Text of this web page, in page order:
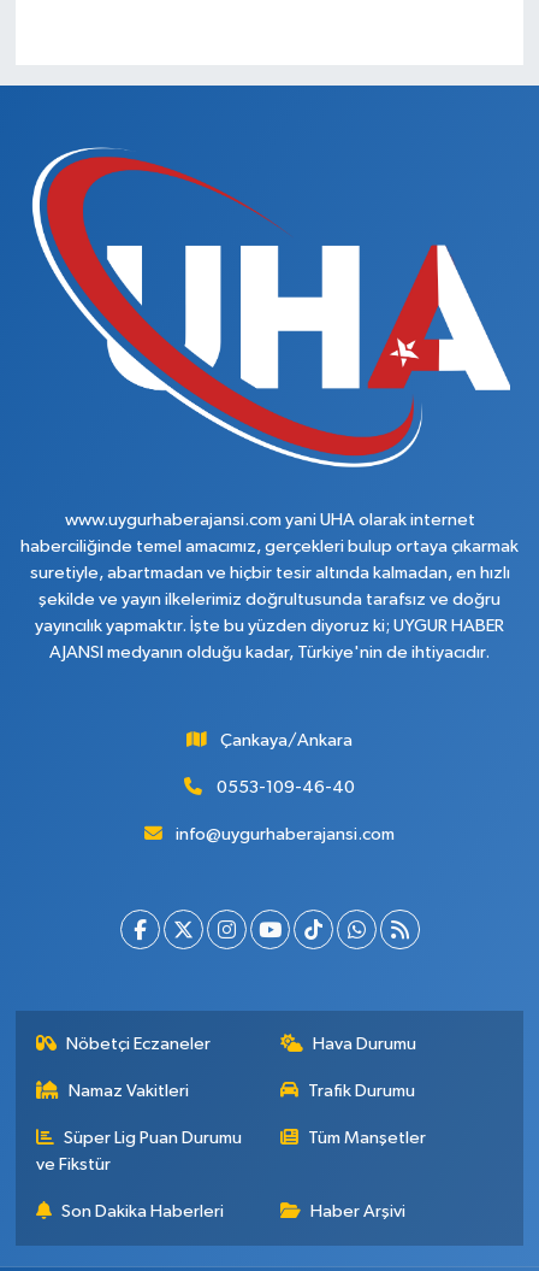
www.uygurhaberajansi.com yani UHA olarak internet
haberciliğinde temel amacımız, gerçekleri bulup ortaya çıkarmak
suretiyle, abartmadan ve hiçbir tesir altında kalmadan, en hızlı
şekilde ve yayın ilkelerimiz doğrultusunda tarafsız ve doğru
yayıncılık yapmaktır. İşte bu yüzden diyoruz ki; UYGUR HABER
AJANSI medyanın olduğu kadar, Türkiye'nin de ihtiyacıdır.
Çankaya/Ankara
0553-109-46-40
info@uygurhaberajansi.com
Nöbetçi Eczaneler Hava Durumu
Namaz Vakitleri Trafik Durumu
Süper Lig Puan Durumu
ve Fikstür
Tüm Manşetler
Son Dakika Haberleri Haber Arşivi